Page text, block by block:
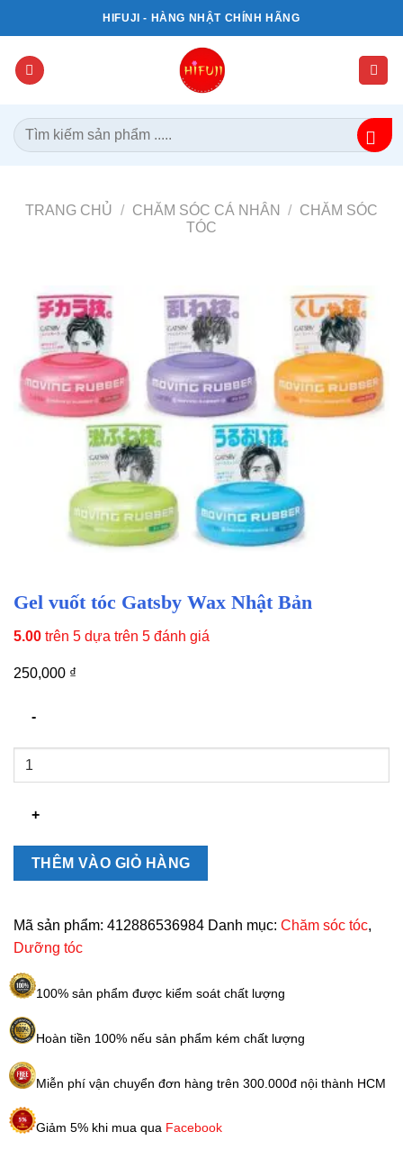
qua
dung
HIFUJI - HÀNG NHẬT CHÍNH HÃNG
Tìm
kiếm:
TRANG CHỦ / CHĂM SÓC CÁ NHÂN / CHĂM SÓC
TÓC
Gel vuốt tóc Gatsby Wax Nhật Bản
5.00 trên 5 dựa trên 5 đánh giá
250,000 ₫
Gel
Gatsby
Nhật
Bản
lượng
THÊM VÀO GIỎ HÀNG
Mã sản phẩm: 412886536984 Danh mục: Chăm sóc tóc,
Dưỡng tóc
100% sản phẩm được kiểm soát chất lượng
Hoàn tiền 100% nếu sản phẩm kém chất lượng
Miễn phí vận chuyển đơn hàng trên 300.000đ nội thành HCM
Giảm 5% khi mua qua Facebook